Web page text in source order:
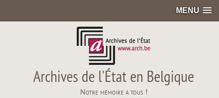
MENU
Archives de l'État en Belgique
Notre mémoire à tous !